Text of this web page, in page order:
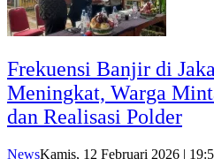
Frekuensi Banjir di
Meningkat, Warga
dan Realisasi Polder
NewsKamis, 12 Februari 2026 |